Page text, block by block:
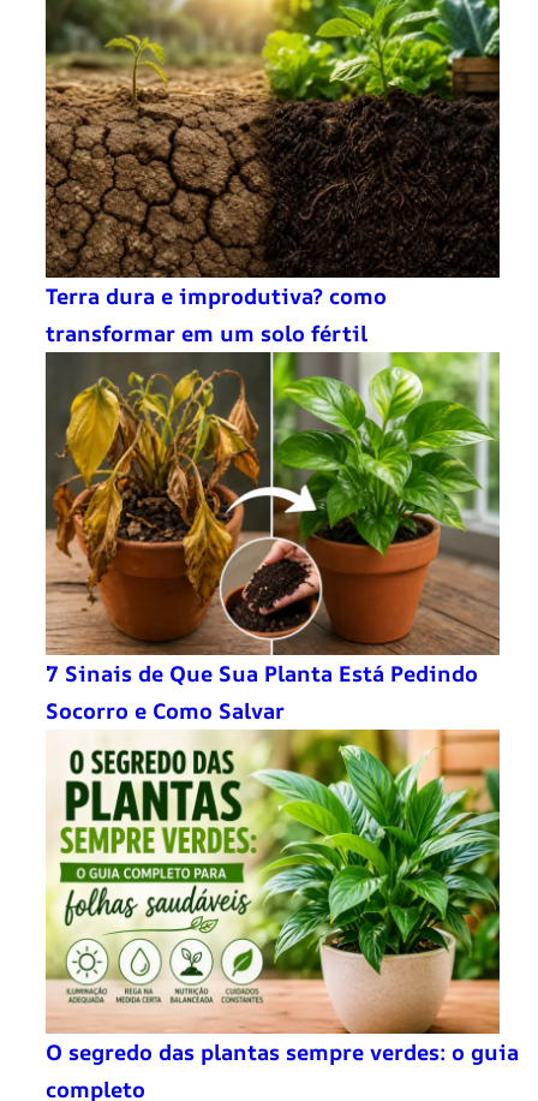
Terra dura e improdutiva? como
transformar em um solo fértil
7 Sinais de Que Sua Planta Está Pedindo
Socorro e Como Salvar
O segredo das plantas sempre verdes: o guia
completo